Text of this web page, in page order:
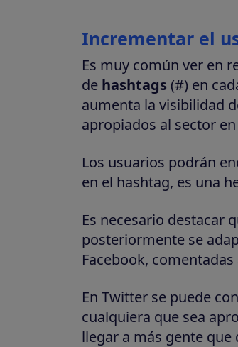
Incrementar el
Es muy común ver en
de hashtags (#) en
aumenta la visibilidad
apropiados al sector
Los usuarios podrán
en el hashtag, es una
Es necesario destacar
posteriormente se
Facebook,
En Twitter se puede
cualquiera que sea
llegar a más gente